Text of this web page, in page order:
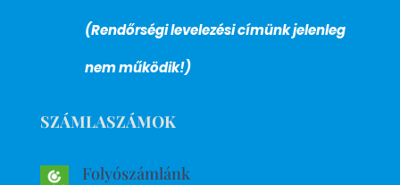
(Rendőrségi levelezési címünk jelenleg
nem működik!)
SZÁMLASZÁMOK
Folyószámlánk